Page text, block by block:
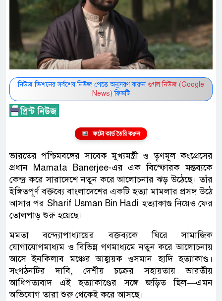
নিউজ ভিশনের সর্বশেষ নিউজ পেতে অনুসরণ করুন গুগল নিউজ (Google
News) ফিডটি
ফটো কার্ড তৈরি করুন
ভারতের পশ্চিমবঙ্গের সাবেক মুখ্যমন্ত্রী ও তৃণমূল কংগ্রেসের
প্রধান Mamata Banerjee-এর এক বিস্ফোরক মন্তব্যকে
কেন্দ্র করে সারাদেশে নতুন করে আলোচনার ঝড় উঠেছে। তাঁর
ইঙ্গিতপূর্ণ বক্তব্যে বাংলাদেশের একটি হত্যা মামলার প্রসঙ্গ উঠে
আসার পর Sharif Usman Bin Hadi হত্যাকাণ্ড নিয়েও ফের
তোলপাড় শুরু হয়েছে।
মমতা বন্দ্যোপাধ্যায়ের বক্তব্যকে ঘিরে সামাজিক
যোগাযোগমাধ্যম ও বিভিন্ন গণমাধ্যমে নতুন করে আলোচনায়
আসে ইনকিলাব মঞ্চের আহ্বায়ক ওসমান হাদি হত্যাকাণ্ড।
সংগঠনটির দাবি, দেশীয় চক্রের সহায়তায় ভারতীয়
আধিপত্যবাদ এই হত্যাকাণ্ডের সঙ্গে জড়িত ছিল—এমন
অভিযোগ তারা শুরু থেকেই করে আসছে।